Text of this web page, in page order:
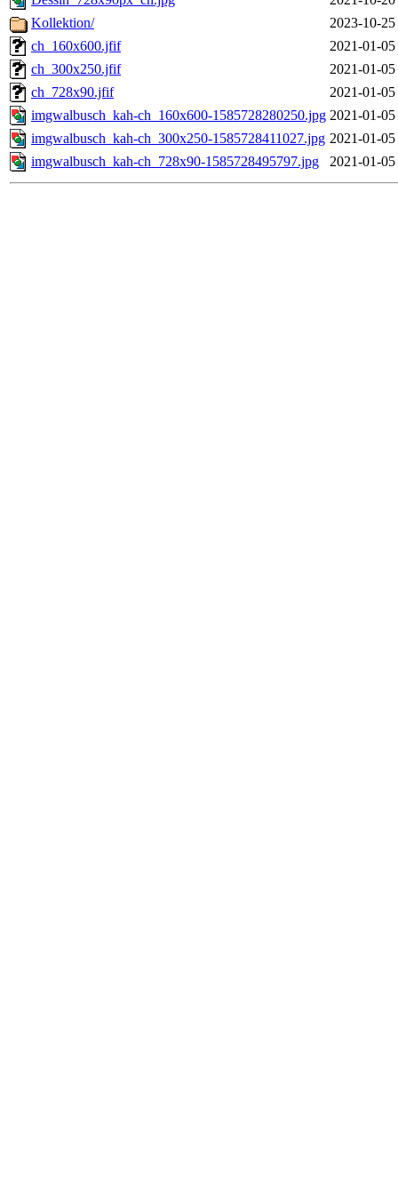
Kollektion/
2023-10-
ch_160x600.jfif
2021-01-
ch_300x250.jfif
2021-01-
ch_728x90.jfif
2021-01-
imgwalbusch_kah-ch_160x600-1585728280250.jpg 2021-01-
imgwalbusch_kah-ch_300x250-1585728411027.jpg 2021-01-
imgwalbusch_kah-ch_728x90-1585728495797.jpg
2021-01-